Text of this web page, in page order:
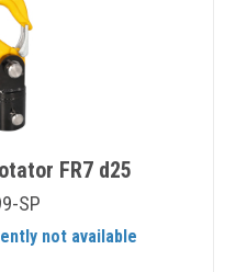
FR7 d25
SP
not available